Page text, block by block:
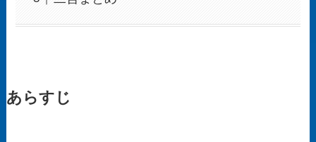
あらすじ